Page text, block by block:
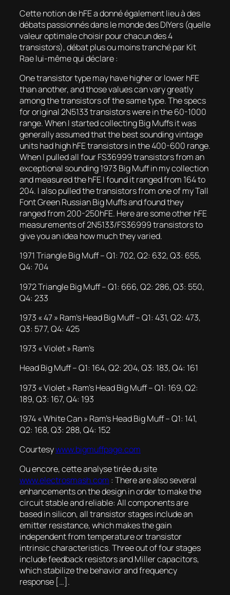
Cette notion de hFE a donné également lieu à des
débats passionnés dans le monde des DIYers (quelle
valeur optimale choisir pour chacun des 4
transistors), débat plus ou moins tranché par Kit
Rae lui-même qui déclare :
One transistor type may have higher or lower hFE
than another, and those values can vary greatly
among the transistors of the same type. The specs
for original 2N5133 transistors were in the 60-1000
range. When I started collecting Big Muffs it was
generally assumed that the best sounding vintage
units had high hFE transistors in the 400-600 range.
When I pulled all four FS36999 transistors from an
exceptional sounding 1973 Big Muff in my collection
and measured the hFE I found it ranged from 164 to
204. I also pulled the transistors from one of my Tall
Font Green Russian Big Muffs and found they
ranged from 200-250hFE. Here are some other hFE
measurements of 2N5133/FS36999 transistors to
give you an idea how much they varied.
1971 Triangle Big Muff – Q1: 702, Q2: 632, Q3: 655,
Q4: 704
1972 Triangle Big Muff – Q1: 666, Q2: 286, Q3: 550,
Q4: 233
1973 « 47 » Ram’s Head Big Muff – Q1: 431, Q2: 473,
Q3: 577, Q4: 425
1973 « Violet » Ram’s
Head Big Muff – Q1: 164, Q2: 204, Q3: 183, Q4: 161
1973 « Violet » Ram’s Head Big Muff – Q1: 169, Q2:
189, Q3: 167, Q4: 193
1974 « White Can » Ram’s Head Big Muff – Q1: 141,
Q2: 168, Q3: 288, Q4: 152
Courtesywww.bigmuffpage.com
Ou encore, cette analyse tirée du site
www.electrosmash.com : There are also several
enhancements on the design in order to make the
circuit stable and reliable: All components are
based in silicon, all transistor stages include an
emitter resistance, which makes the gain
independent from temperature or transistor
intrinsic characteristics. Three out of four stages
include feedback resistors and Miller capacitors,
which stabilize the behavior and frequency
response […].